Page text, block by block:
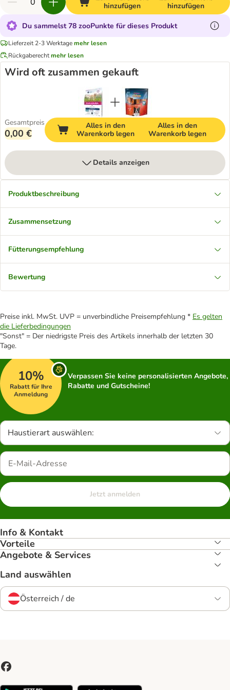
hinzufügen
hinzufügen
Du sammelst 78 zooPunkte für dieses Produkt
Lieferzeit 2-3 Werktagemehr lesen
Rückgaberechtmehr lesen
Wird oft zusammen gekauft
Gesamtpreis
0,00 €
Alles in den
Warenkorb legen
Alles in den
Warenkorb legen
Details anzeigen
Produktbeschreibung
Zusammensetzung
Fütterungsempfehlung
Bewertung
Preise inkl. MwSt. UVP = unverbindliche Preisempfehlung * Es gelten
die Lieferbedingungen
"Sonst" = Der niedrigste Preis des Artikels innerhalb der letzten 30
Tage.
10%
Rabatt für Ihre
Anmeldung
Verpassen Sie keine personalisierten Angebote,
Rabatte und Gutscheine!
Haustierart auswählen:
Jetzt anmelden
Info & Kontakt
Vorteile
Angebote & Services
Land auswählen
Österreich / de